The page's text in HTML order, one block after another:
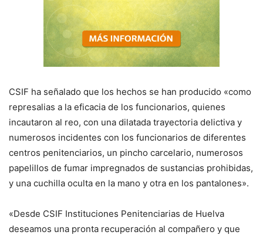
CSIF ha señalado que los hechos se han producido «como
represalias a la eficacia de los funcionarios, quienes
incautaron al reo, con una dilatada trayectoria delictiva y
numerosos incidentes con los funcionarios de diferentes
centros penitenciarios, un pincho carcelario, numerosos
papelillos de fumar impregnados de sustancias prohibidas,
y una cuchilla oculta en la mano y otra en los pantalones».
«Desde CSIF Instituciones Penitenciarias de Huelva
deseamos una pronta recuperación al compañero y que